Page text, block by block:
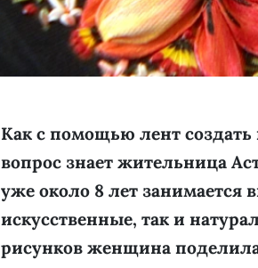
Как с помощью лент
вопрос знает жительница
уже около 8 лет занимается
искусственные, так и
рисунков женщина